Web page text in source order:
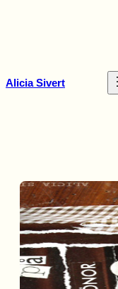
Alicia Sivert